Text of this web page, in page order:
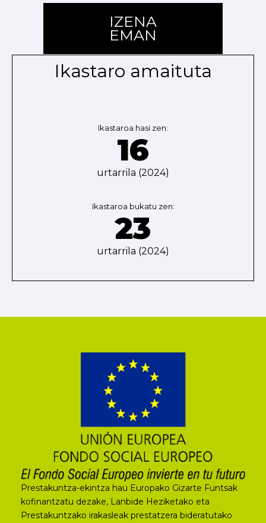
IZENA
EMAN
Ikastaro amaituta
Ikastaroa hasi zen:
16
urtarrila (2024)
Ikastaroa bukatu zen:
23
urtarrila (2024)
Prestakuntza-ekintza hau Europako Gizarte Funtsak
kofinantzatu dezake, Lanbide Heziketako eta
Prestakuntzako irakasleak prestatzera bideratutako